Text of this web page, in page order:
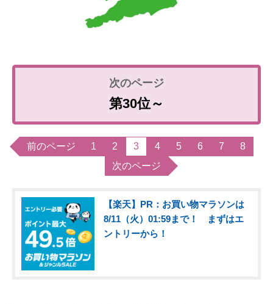
第30位～
前のページ 1 2 3 4 5 6 7
8
次のページ
【楽天】PR：お買い物マラソンは
8/11（火）01:59まで！ まずはエ
ントリーから！